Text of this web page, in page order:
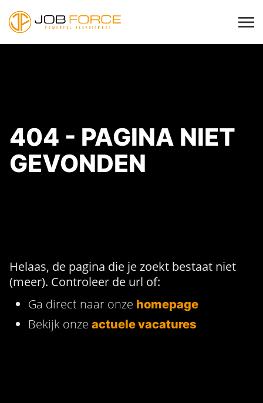
404 - PAGINA NIET
GEVONDEN
Helaas, de pagina die je zoekt bestaat niet
(meer). Controleer de url of:
Ga direct naar onze homepage
Bekijk onze actuele vacatures